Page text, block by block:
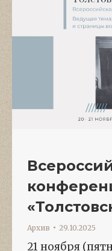
Архив 29.10.2025
21 ноября